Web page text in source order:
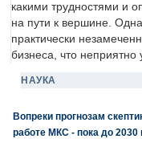
какими трудностями и
на пути к вершине.
практически
бизнеса, что неприятно
НАУКА
Вопреки прогнозам
работе МКС - пока до 2030